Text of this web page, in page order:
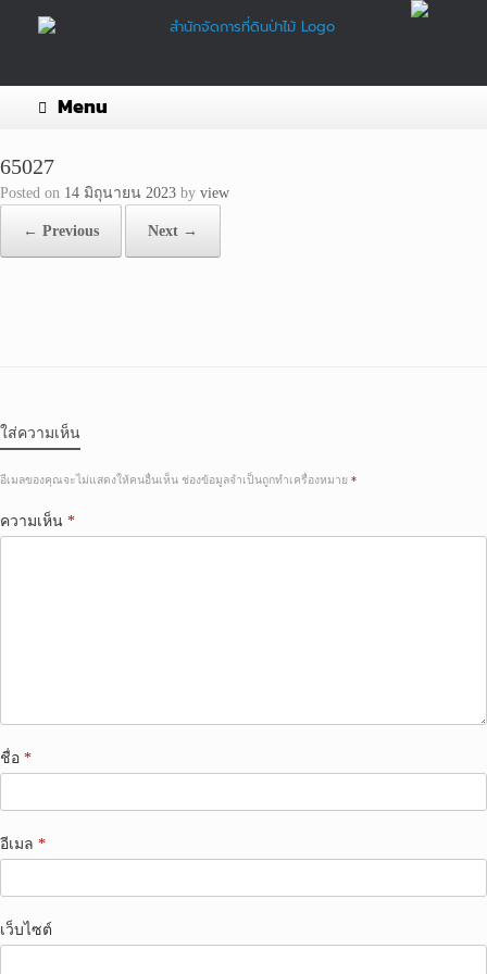
Menu
65027
Posted on 14 มิถุนายน 2023 by view
← Previous Next →
ใส่ความเห็น
อีเมลของคุณจะไม่แสดงให้คนอื่นเห็น ช่องข้อมูลจำเป็นถูกทำเครื่องหมาย *
ความเห็น *
ชื่อ *
อีเมล *
เว็บไซต์